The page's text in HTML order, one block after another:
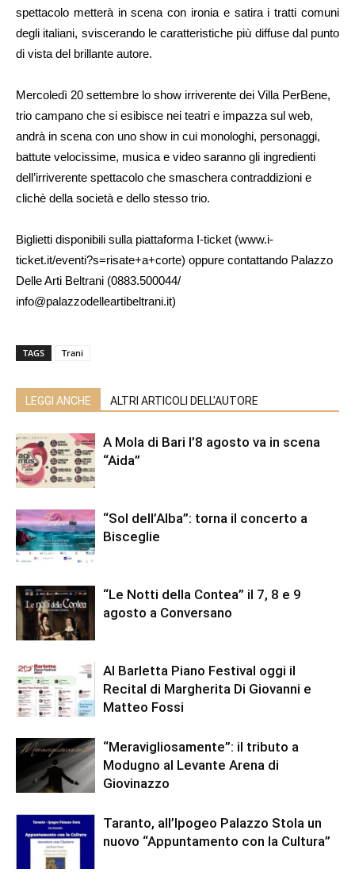
spettacolo metterà in scena con ironia e satira i tratti comuni
degli italiani, sviscerando le caratteristiche più diffuse dal punto
di vista del brillante autore.
Mercoledì 20 settembre lo show irriverente dei Villa PerBene,
trio campano che si esibisce nei teatri e impazza sul web,
andrà in scena con uno show in cui monologhi, personaggi,
battute velocissime, musica e video saranno gli ingredienti
dell’irriverente spettacolo che smaschera contraddizioni e
clichè della società e dello stesso trio.
Biglietti disponibili sulla piattaforma I-ticket (www.i-
ticket.it/eventi?s=risate+a+corte) oppure contattando Palazzo
Delle Arti Beltrani (0883.500044/
info@palazzodelleartibeltrani.it)
TAGS Trani
LEGGI ANCHE ALTRI ARTICOLI DELL'AUTORE
A Mola di Bari l’8 agosto va in scena
“Aida”
“Sol dell’Alba”: torna il concerto a
Bisceglie
“Le Notti della Contea” il 7, 8 e 9
agosto a Conversano
Al Barletta Piano Festival oggi il
Recital di Margherita Di Giovanni e
Matteo Fossi
“Meravigliosamente”: il tributo a
Modugno al Levante Arena di
Giovinazzo
Taranto, all’Ipogeo Palazzo Stola un
nuovo “Appuntamento con la Cultura”